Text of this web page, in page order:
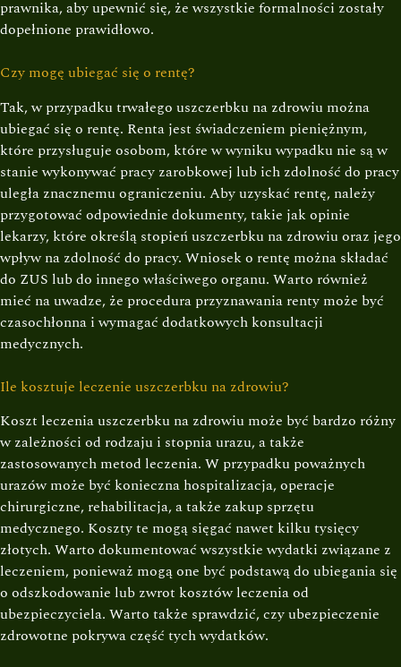
prawnika, aby upewnić się, że wszystkie formalności zostały
dopełnione prawidłowo.
Czy mogę ubiegać się o rentę?
Tak, w przypadku trwałego uszczerbku na zdrowiu można
ubiegać się o rentę. Renta jest świadczeniem pieniężnym,
które przysługuje osobom, które w wyniku wypadku nie są w
stanie wykonywać pracy zarobkowej lub ich zdolność do pracy
uległa znacznemu ograniczeniu. Aby uzyskać rentę, należy
przygotować odpowiednie dokumenty, takie jak opinie
lekarzy, które określą stopień uszczerbku na zdrowiu oraz jego
wpływ na zdolność do pracy. Wniosek o rentę można składać
do ZUS lub do innego właściwego organu. Warto również
mieć na uwadze, że procedura przyznawania renty może być
czasochłonna i wymagać dodatkowych konsultacji
medycznych.
Ile kosztuje leczenie uszczerbku na zdrowiu?
Koszt leczenia uszczerbku na zdrowiu może być bardzo różny
w zależności od rodzaju i stopnia urazu, a także
zastosowanych metod leczenia. W przypadku poważnych
urazów może być konieczna hospitalizacja, operacje
chirurgiczne, rehabilitacja, a także zakup sprzętu
medycznego. Koszty te mogą sięgać nawet kilku tysięcy
złotych. Warto dokumentować wszystkie wydatki związane z
leczeniem, ponieważ mogą one być podstawą do ubiegania się
o odszkodowanie lub zwrot kosztów leczenia od
ubezpieczyciela. Warto także sprawdzić, czy ubezpieczenie
zdrowotne pokrywa część tych wydatków.